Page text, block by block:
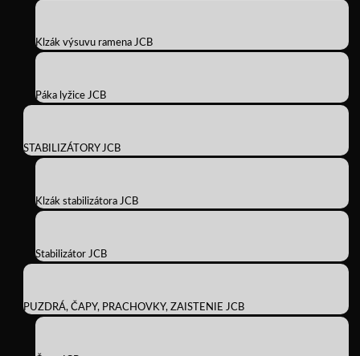
Klzák výsuvu ramena JCB
Páka lyžice JCB
STABILIZÁTORY JCB
Klzák stabilizátora JCB
Stabilizátor JCB
PUZDRÁ, ČAPY, PRACHOVKY, ZAISTENIE JCB